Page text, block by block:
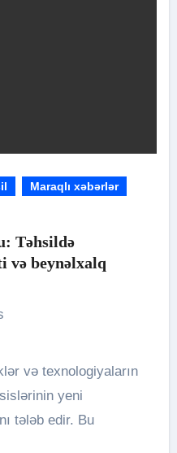
Maraqlı xəbərlər
Təhsildə
və beynəlxalq
yeni
tələb edir. Bu